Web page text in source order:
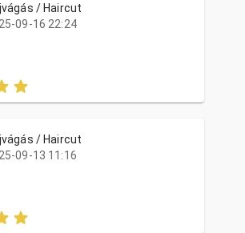
/ Haircut
09-16 22:24
/ Haircut
09-13 11:16